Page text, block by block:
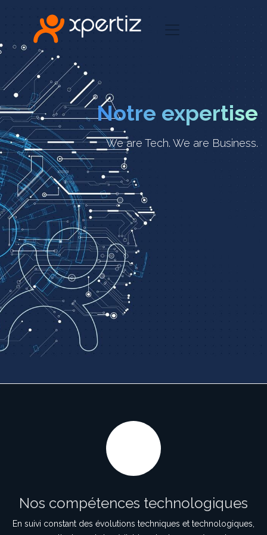
Notre expertise
We are Tech. We are Business.
Nos compétences technologiques
En suivi constant des évolutions techniques et technologiques,